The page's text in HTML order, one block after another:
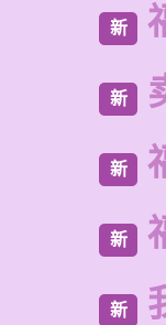
新
新
新
新
新